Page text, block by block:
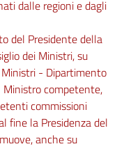
dalle regioni e dagli
del Presidente della
dei Ministri, su
Ministri - Dipartimento
Ministro competente,
commissioni
fine la Presidenza del
anche su